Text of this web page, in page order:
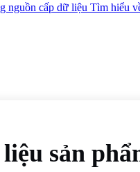
nguồn cấp dữ liệu Tìm hiểu
sản